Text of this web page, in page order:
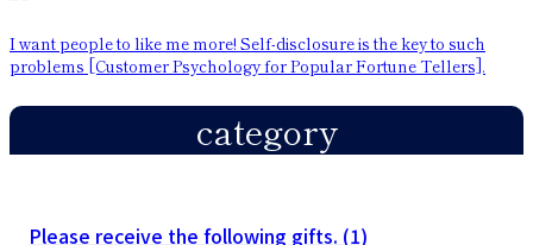
I want people to like me more! Self-disclosure is the key to such
problems [Customer Psychology for Popular Fortune Tellers].
category
Please receive the following gifts. (1)